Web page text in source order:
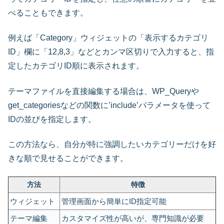
べることもできます。
例えば「Category」ウィジェットの「表示するカテゴリ
ID」欄に「12,8,3」などとカンマ区切りで入力すると、指
定したカテゴリID順に表示されます。
テーマファイルを直接編集する場合は、WP_Queryや
get_categoriesなどの関数に’include’パラメータを使って
IDの並びを指定します。
この方法なら、自分が特に強調したいカテゴリーだけを好
きな順で見せることができます。
方法 特徴
ウィジェット
管理画面から簡単にID指定可能
テーマ編集
カスタマイズ性が高いが、専門知識が必要